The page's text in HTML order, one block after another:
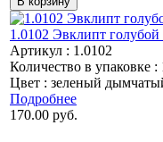
1.0102 Эвклипт голубой
Артикул : 1.0102
Количество в упаковке :
Цвет : зеленый
Подробнее
170.00 руб.